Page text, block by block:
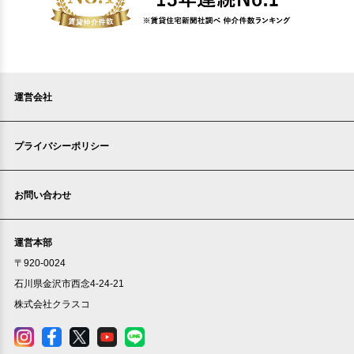
運営会社
プライバシーポリシー
お問い合わせ
運営本部
〒920-0024
石川県金沢市西念4-24-21
株式会社クラスコ